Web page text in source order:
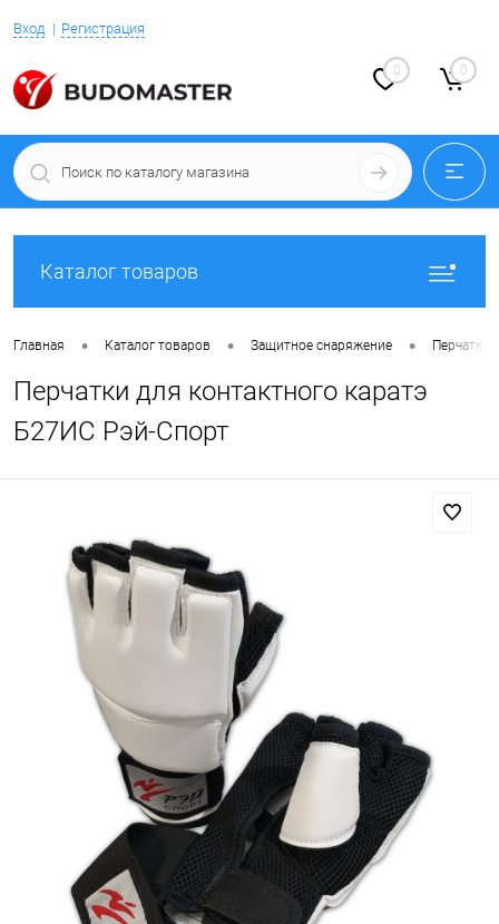
Вход Регистрация
0 0
Каталог товаров
Главная • Каталог товаров • Защитное снаряжение • Перчатки
Перчатки для контактного каратэ
Б27ИС Рэй-Спорт